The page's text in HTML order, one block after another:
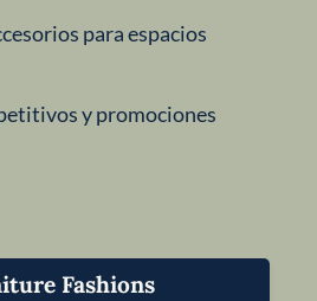
para espacios
y promociones
Fashions